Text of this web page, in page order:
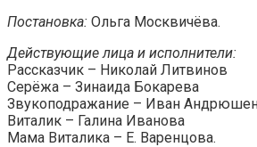
Постановка: Ольга Москвичёва.
Действующие лица и исполнители:
Рассказчик – Николай Литвинов
Серёжа – Зинаида Бокарева
Звукоподражание – Иван
Виталик – Галина Иванова
Мама Виталика – Е. Варенцова.